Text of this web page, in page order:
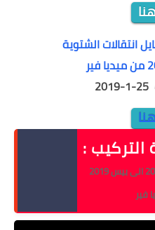
انتقالات الشتوية
25-1-2019
:
فير